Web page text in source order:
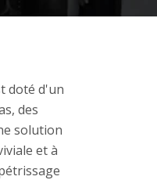
doté d'un
des
solution
et à